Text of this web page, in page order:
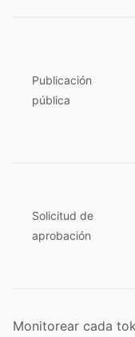
Publicación
pública
Solicitud de
aprobación
Monitorear cada